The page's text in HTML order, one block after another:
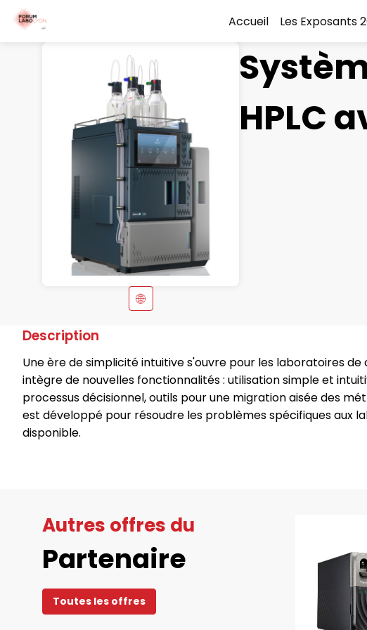
Accueil Les Exposants
HPLC
Description
Une ère de simplicité intuitive s'ouvre pour les laboratoires de
intègre de nouvelles fonctionnalités : utilisation simple et
processus décisionnel, outils pour une migration aisée des
est développé pour résoudre les problèmes spécifiques aux
disponible.
Autres offres du
Partenaire
Toutes les offres